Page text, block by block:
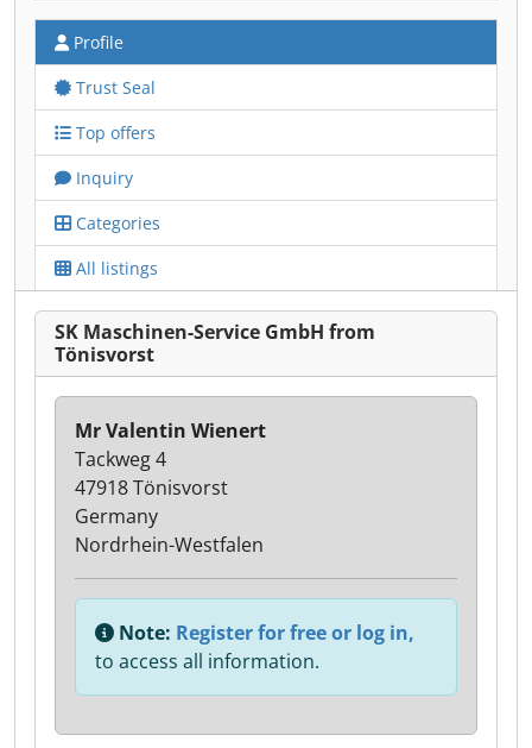
Profile
Trust Seal
Top offers
Inquiry
Categories
All listings
SK Maschinen-Service GmbH from
Tönisvorst
Mr Valentin Wienert
Tackweg 4
47918 Tönisvorst
Germany
Nordrhein-Westfalen
Note: Register for free or log in,
to access all information.